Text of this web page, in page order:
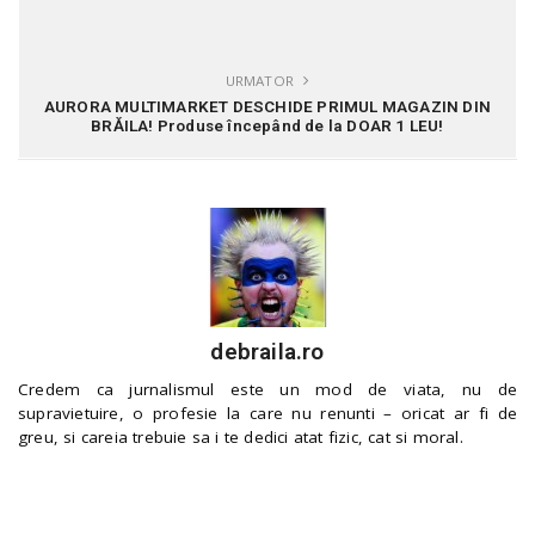
URMATOR
AURORA MULTIMARKET DESCHIDE PRIMUL MAGAZIN DIN
BRĂILA! Produse începând de la DOAR 1 LEU!
debraila.ro
Credem ca jurnalismul este un mod de viata, nu de
supravietuire, o profesie la care nu renunti – oricat ar fi de
greu, si careia trebuie sa i te dedici atat fizic, cat si moral.